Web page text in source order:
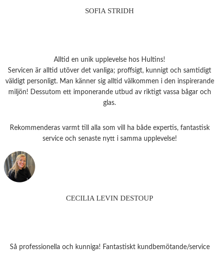
SOFIA STRIDH
Alltid en unik upplevelse hos Hultins!
Servicen är alltid utöver det vanliga; proffsigt, kunnigt och samtidigt
väldigt personligt. Man känner sig alltid välkommen i den inspirerande
miljön! Dessutom ett imponerande utbud av riktigt vassa bågar och
glas.
Rekommenderas varmt till alla som vill ha både expertis, fantastisk
service och senaste nytt i samma upplevelse!
CECILIA LEVIN DESTOUP
Så professionella och kunniga! Fantastiskt kundbemötande/service